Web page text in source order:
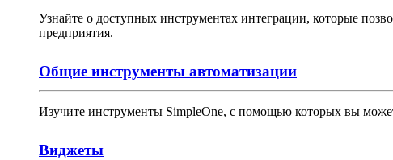
Узнайте о доступных инструментах интеграции, которые
предприятия.
Общие инструменты автоматизации
Изучите инструменты SimpleOne, с помощью которых вы
Виджеты